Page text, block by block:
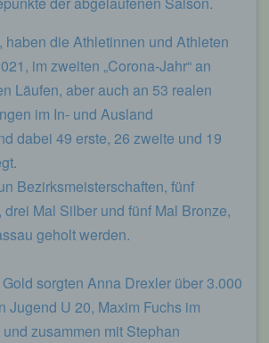
haben die Athletinnen und Athleten
im zweiten „Corona-Jahr“ an
Läufen, aber auch an 53 realen
im In- und Ausland
dabei 49 erste, 26 zweite und 19
Bezirksmeisterschaften, fünf
Mal Silber und fünf Mal Bronze,
geholt werden.
sorgten Anna Drexler über 3.000
Jugend U 20, Maxim Fuchs im
zusammen mit Stephan